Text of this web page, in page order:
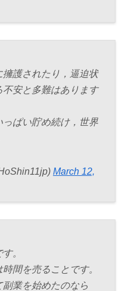
護されたり，逼迫状
安と多難はあります
ぱい貯め続け，世界
March 12,
。
間を売ることです。
業を始めたのなら